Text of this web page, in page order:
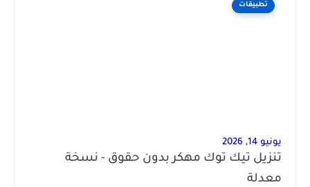
تطبيقات
يونيو 14, 2026
تنزيل تيك توك مهكر بدون حقوق - نسخة
معدلة